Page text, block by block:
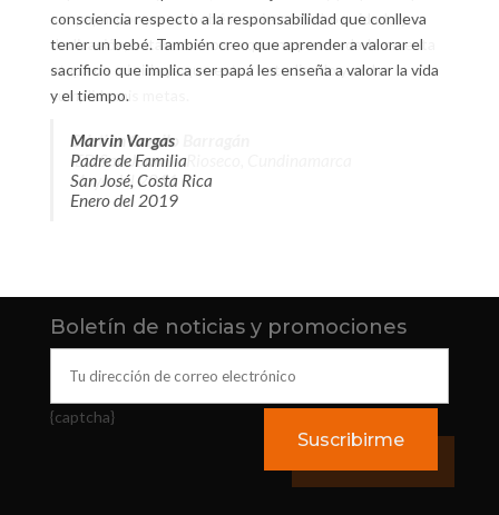
consciencia respecto a la responsabilidad que conlleva
tener un bebé. También creo que aprender a valorar el
sacrificio que implica ser papá les enseña a valorar la vida
y el tiempo.
Marvin Vargas
Padre de Familia
San José, Costa Rica
Enero del 2019
ser papá, porque un bebé requiere mucho cuidado y
dedicación, estas son cosas que no puedo darle en esta
etapa de mi vida ya que estoy estudiando y no he
cumplido mis metas.
Cristian Camilo Barragán
IED San Juan de Rioseco, Cundinamarca
Mayo del 2011
Boletín de noticias y promociones
{captcha}